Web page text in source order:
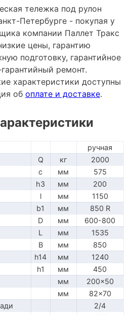
тележка под рулон
Петербурге - покупая у
компании Паллет Тракс
цены, гарантию
подготовку, гарантийное
ремонт.
характеристики доступны
об оплате и доставке.
ручная
Q кг
2000
c мм
575
h3 мм
200
l мм
1150
b1 мм
850 R
D мм
600-800
L мм
1535
B мм
850
h14 мм
1240
h1 мм
450
мм
200x50
мм
82x70
2/4